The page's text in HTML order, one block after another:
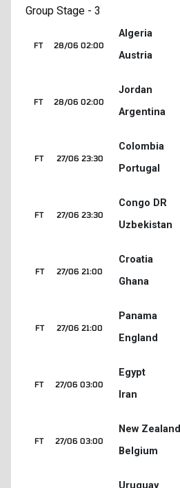
Group Stage - 3
28/06 02:00
FT
Algeria
Austria
28/06 02:00
FT
Jordan
Argentina
27/06 23:30
FT
Colombia
Portugal
27/06 23:30
FT
Congo DR
Uzbekistan
27/06 21:00
FT
Croatia
Ghana
27/06 21:00
FT
Panama
England
27/06 03:00
FT
Egypt
Iran
27/06 03:00
FT
New Zealand
Belgium
Uruguay